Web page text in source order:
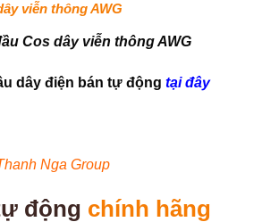
viễn thông AWG
Cos dây viễn thông AWG
dây điện bán tự động tại đây
Nga Group
động chính hãng